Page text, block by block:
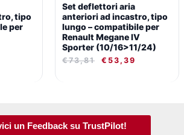
tipo
per
Set deflettori aria
anteriori ad incastro, tipo
lungo – compatibile per
Renault Megane IV
Sporter (10/16>11/24)
€73,81 € 53,39
un Feedback su TrustPilot!